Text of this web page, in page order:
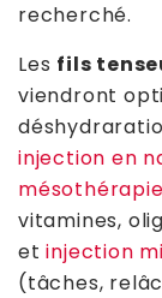
recherché.
Les fils
viendront
injection en
mésothérapie
vitamines,
etinjection
(tâches,